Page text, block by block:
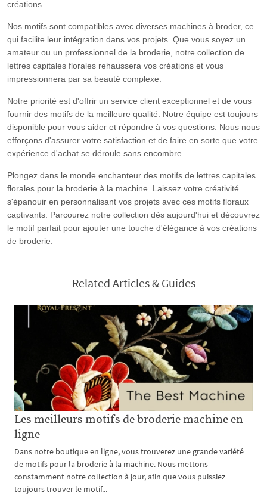
créations.
Nos motifs sont compatibles avec diverses machines à broder, ce
qui facilite leur intégration dans vos projets. Que vous soyez un
amateur ou un professionnel de la broderie, notre collection de
lettres capitales florales rehaussera vos créations et vous
impressionnera par sa beauté complexe.
Notre priorité est d'offrir un service client exceptionnel et de vous
fournir des motifs de la meilleure qualité. Notre équipe est toujours
disponible pour vous aider et répondre à vos questions. Nous nous
efforçons d'assurer votre satisfaction et de faire en sorte que votre
expérience d'achat se déroule sans encombre.
Plongez dans le monde enchanteur des motifs de lettres capitales
florales pour la broderie à la machine. Laissez votre créativité
s'épanouir en personnalisant vos projets avec ces motifs floraux
captivants. Parcourez notre collection dès aujourd'hui et découvrez
le motif parfait pour ajouter une touche d'élégance à vos créations
de broderie.
Related Articles & Guides
Les meilleurs motifs de broderie machine en
ligne
Dans notre boutique en ligne, vous trouverez une grande variété
de motifs pour la broderie à la machine. Nous mettons
constamment notre collection à jour, afin que vous puissiez
toujours trouver le motif...